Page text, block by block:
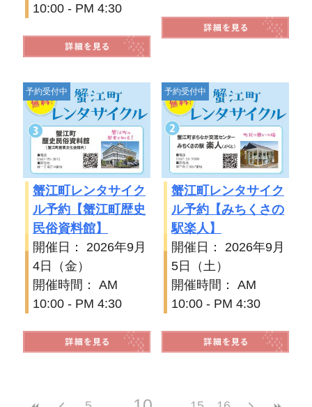
10:00 - PM 4:30
予約受付中
蟹江町レンタサイク
ル予約【蟹江町歴史
民俗資料館】
開催日： 2026年9月
4日（金）
開催時間： AM
10:00 - PM 4:30
予約受付中
蟹江町レンタサイク
ル予約【みちくさの
駅楽人】
開催日： 2026年9月
5日（土）
開催時間： AM
10:00 - PM 4:30